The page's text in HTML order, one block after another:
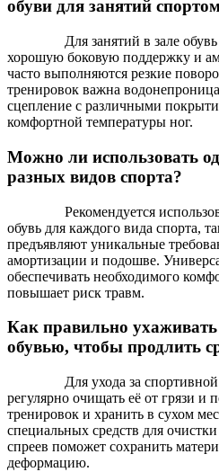
обуви для занятий
Для занятий в зале
хорошую боковую поддержку и
часто выполняются резкие
тренировок важна
сцепление с различными
комфортной температуры ног.
Можно ли использовать
разных видов спорта?
Рекомендуется
обувь для каждого вида спорта,
предъявляют уникальные
амортизации и подошве.
обеспечивать необходимого
повышает риск травм.
Как правильно ухаживать
обувью, чтобы продлить
Для ухода за
регулярно очищать её от грязи и
тренировок и хранить в сухом
специальных средств для
спреев поможет сохранить
деформацию.